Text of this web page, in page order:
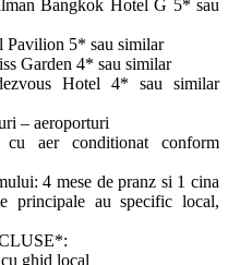
Bangkok Hotel G 5* sau
Pavilion 5* sau similar
Garden 4* sau similar
Hotel 4* sau similar
– aeroporturi
aer conditionat conform
4 mese de pranz si 1 cina
principale au specific local,
ghid local